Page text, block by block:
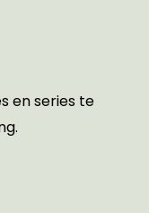
en series te